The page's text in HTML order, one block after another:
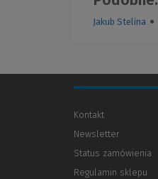
Jakub Stelina ●
Kontakt
Newsletter
Status zamówienia
Regulamin sklepu